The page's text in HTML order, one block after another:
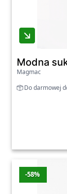
Modna
Magmac
Do darmowej
-58%